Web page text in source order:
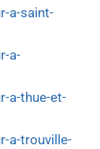
a-saint-
a-
a-thue-et-
a-trouville-